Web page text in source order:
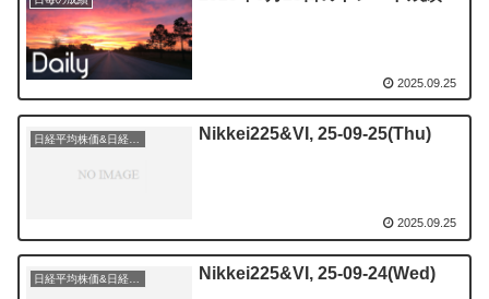
2025.09.25
Nikkei225&VI, 25-09-25(Thu)
2025.09.25
日経平均株価&日経平均ボラティリティー・インデックス Nikkei225&VI, 25-09-24(Wed)